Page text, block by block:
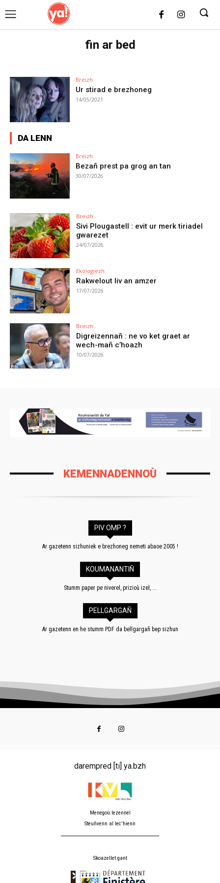
fin ar bed
Breizh
Ur stirad e brezhoneg
14/05/2021
DA LENN
Breizh
Bezañ prest pa grog an tan
30/07/2026
Breizh
Sivi Plougastell : evit ur merk tiriadel
gwarezet
24/07/2026
Ekologiezh
Rakwelout liv an amzer
17/07/2026
Breizh
Digreizennañ : ne vo ket graet ar
wech-mañ c’hoazh
10/07/2026
KEMENNADENNOÙ
PIV OMP ?
Ar gazetenn sizhuniek e brezhoneg nemeti abaoe 2005 !
KOUMANANTIÑ
Stumm paper pe niverel, prizioù izel, ...
PELLGARGAÑ
Ar gazetenn en he stumm PDF da bellgargañ bep sizhun
darempred [ti] ya.bzh
Menegoù lezennel
Steuñvenn al lec'hienn
Skoazellet gant